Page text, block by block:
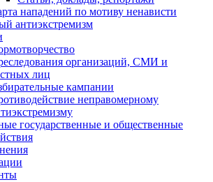
нападений по мотиву ненависти
антиэкстремизм
организаций, СМИ и
лиц
кампании
неправомерному
государственные и общественные